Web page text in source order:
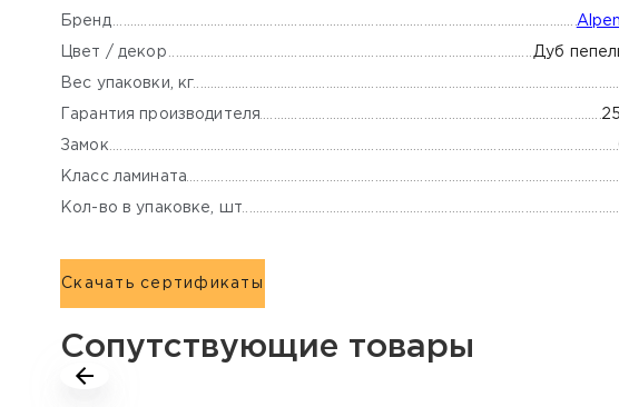
Бренд
Цвет / декор Дуб
Вес упаковки, кг
Гарантия производителя
Замок
Класс ламината
Кол-во в упаковке, шт
Скачать сертификаты
Сопутствующие товары